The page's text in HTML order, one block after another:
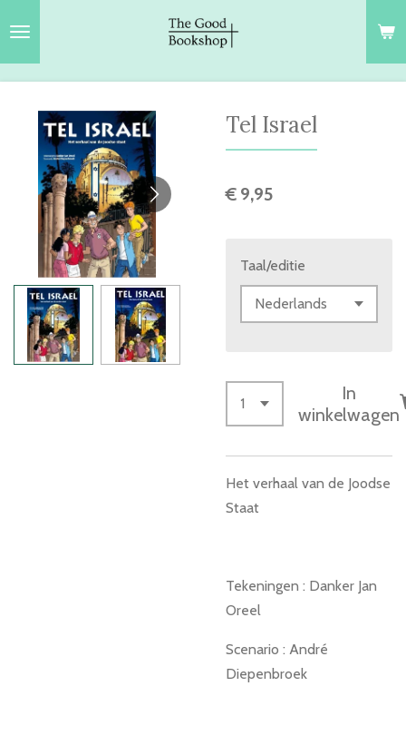
hoofdinhoud
Tel Israel
€ 9,95
Taal/editie
In
winkelwagen
Het verhaal van de Joodse
Staat
Tekeningen : Danker Jan
Oreel
Scenario : André
Diepenbroek